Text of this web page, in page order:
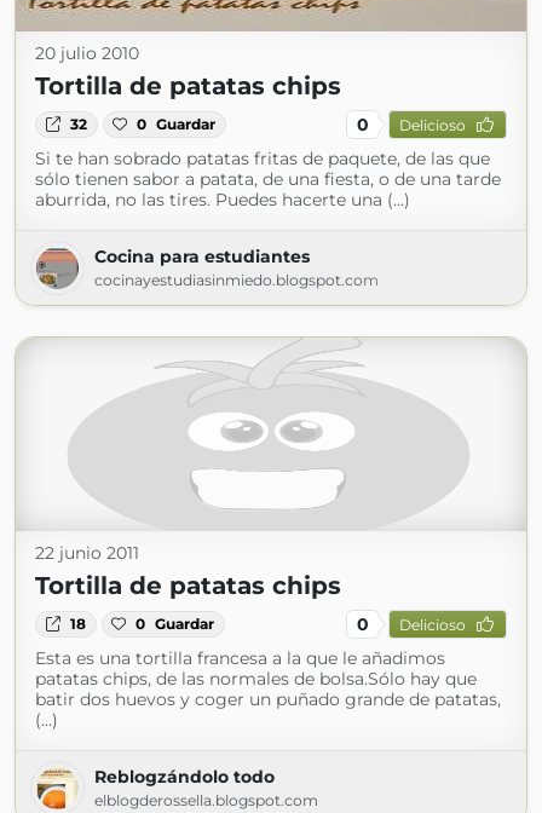
20 julio 2010
Tortilla de patatas chips
32 0 Guardar 0 Delicioso
Si te han sobrado patatas fritas de paquete, de las que
sólo tienen sabor a patata, de una fiesta, o de una tarde
aburrida, no las tires. Puedes hacerte una (...)
Cocina para estudiantes
cocinayestudiasinmiedo.blogspot.com
22 junio 2011
Tortilla de patatas chips
18 0 Guardar 0 Delicioso
Esta es una tortilla francesa a la que le añadimos
patatas chips, de las normales de bolsa.Sólo hay que
batir dos huevos y coger un puñado grande de patatas,
(...)
Reblogzándolo todo
elblogderossella.blogspot.com